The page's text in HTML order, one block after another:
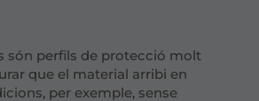
són perfils de protecció molt
que el material arribi en
per exemple, sense